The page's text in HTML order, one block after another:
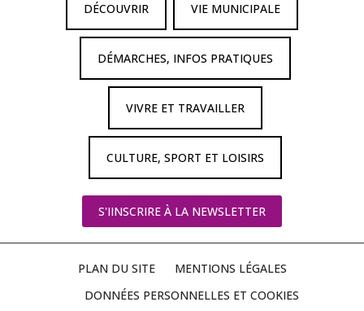
DÉCOUVRIR VIE MUNICIPALE
DÉMARCHES, INFOS PRATIQUES
VIVRE ET TRAVAILLER
CULTURE, SPORT ET LOISIRS
S'IINSCRIRE À LA NEWSLETTER
PLAN DU SITE
MENTIONS LÉGALES
DONNÉES PERSONNELLES ET COOKIES